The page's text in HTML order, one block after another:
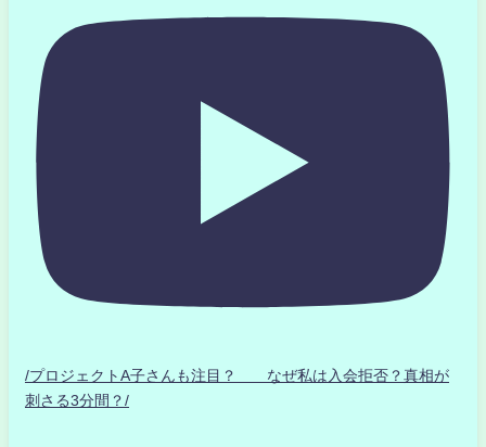
/プロジェクトA子さんも注目？ なぜ私は入会拒否？真相が
刺さる3分間？/